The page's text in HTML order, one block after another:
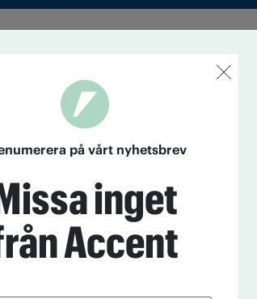
Stockholm
Janson Lundkvist,
på vårt nyhetsbrev
inget
Accent